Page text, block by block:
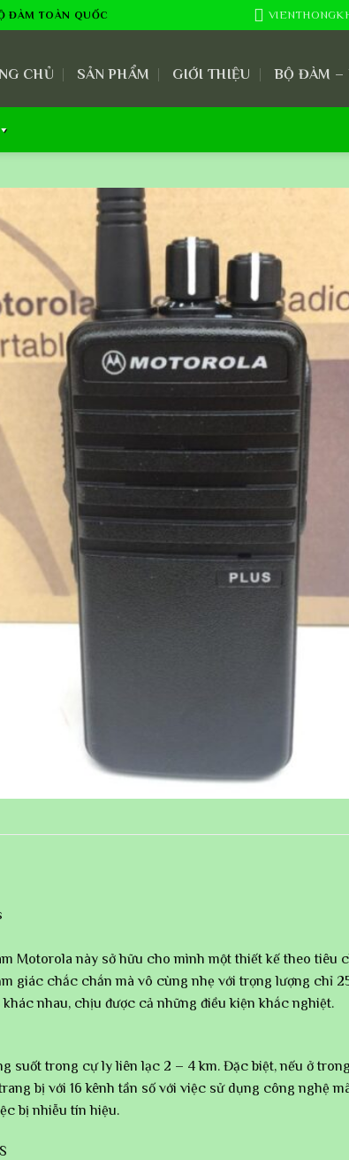
ĐÀM TOÀN QUỐC
CHỦ SẢN PHẨM GIỚI THIỆU BỘ ĐÀM –
Motorola này sở hữu cho mình một thiết kế theo tiêu
giác chắc chắn mà vô cùng nhẹ với trọng lượng chỉ
nhau, chịu được cả những điều kiện khắc nghiệt.
suốt trong cự ly liên lạc 2 – 4 km. Đặc biệt, nếu ở
bị với 16 kênh tần số với việc sử dụng công nghệ
bị nhiễu tín hiệu.